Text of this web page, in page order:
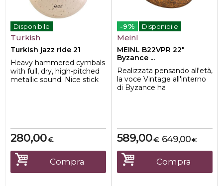
Disponibile
Turkish
Turkish jazz ride 21
Heavy hammered cymbals
with full, dry, high-pitched
metallic sound. Nice stick
€
280,00
Compra
-9% Disponibile
Meinl
MEINL B22VPR 22"
Byzance ...
Realizzata pensando all'età,
la voce Vintage all'interno
di Byzance ha
€
589,00 €
649,00
Compra